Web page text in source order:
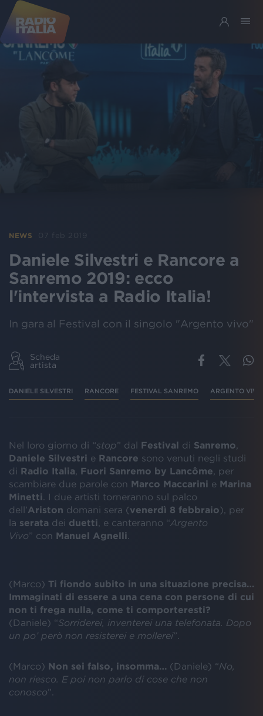
NEWS 07 feb 2019
Daniele Silvestri e Rancore a
Sanremo 2019: ecco
l'intervista a Radio Italia!
In gara al Festival con il singolo "Argento vivo"
Scheda
artista
DANIELE SILVESTRI RANCORE FESTIVAL SANREMO ARGENTO VIVO
Nel loro giorno di “stop” dal Festival di Sanremo
Daniele Silvestri e Rancore sono venuti negli studi
di Radio Italia Fuori Sanremo by Lancôme , per
scambiare due parole con Marco Maccarini e Marina
Minetti . I due artisti torneranno sul palco
dell’Ariston domani sera (venerdì 8 febbraio), per
la serata dei duetti , e canteranno “Argento
Vivo” con Manuel Agnelli
(Marco) Ti fiondo subito in una situazione precisa…
Immaginati di essere a una cena con persone di cui
non ti frega nulla, come ti comporteresti?
(Daniele) “Sorriderei, inventerei una telefonata. Dopo
un po’ però non resisterei e mollerei”.
(Marco) Non sei falso, insomma… (Daniele) “No,
non riesco. E poi non parlo di cose che non
conosco”.